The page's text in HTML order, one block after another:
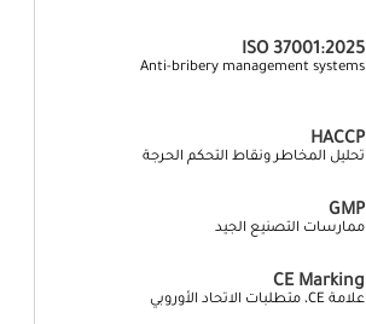
ISO 37001:2025
Anti-bribery management systems
HACCP
تحليل المخاطر ونقاط التحكم الحرجة
GMP
ممارسات التصنيع الجيد
CE Marking
علامة CE، متطلبات الاتحاد الأوروبي